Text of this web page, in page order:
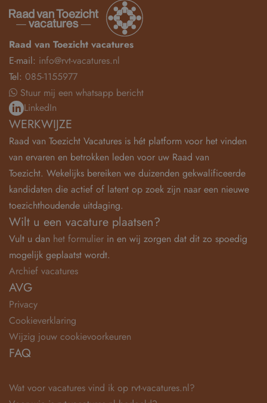
Raad van Toezicht vacatures
E-mail: info@rvt-vacatures.nl
Tel: 085-1155977
Stuur mij een whatsapp bericht
LinkedIn
WERKWIJZE
Raad van Toezicht Vacatures is hét platform voor het vinden
van ervaren en betrokken leden voor uw Raad van
Toezicht. Wekelijks bereiken we duizenden gekwalificeerde
kandidaten die actief of latent op zoek zijn naar een nieuwe
toezichthoudende uitdaging.
Wilt u een vacature plaatsen?
Vult u dan het formulier in en wij zorgen dat dit zo spoedig
mogelijk geplaatst wordt.
Archief vacatures
AVG
Privacy
Cookieverklaring
Wijzig jouw cookievoorkeuren
FAQ
Wat voor vacatures vind ik op rvt-vacatures.nl?